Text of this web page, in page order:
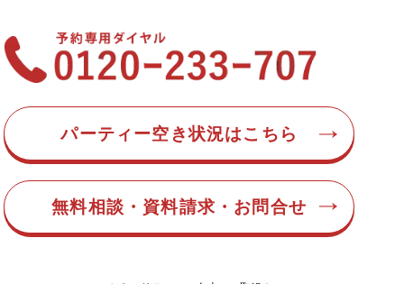
パーティー空き状況はこちら
無料相談・資料請求・お問合せ